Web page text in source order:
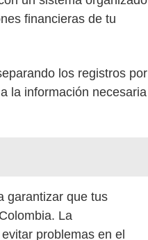
financieras de tu
los registros por
la información necesaria
garantizar que tus
La
problemas en el